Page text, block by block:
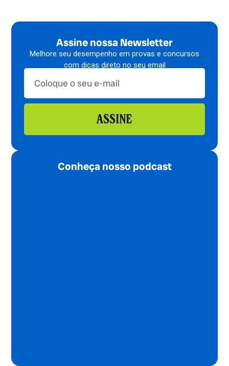
Assine nossa Newsletter
Melhore seu desempenho em provas e concursos
com dicas direto no seu email
ASSINE
Conheça nosso podcast